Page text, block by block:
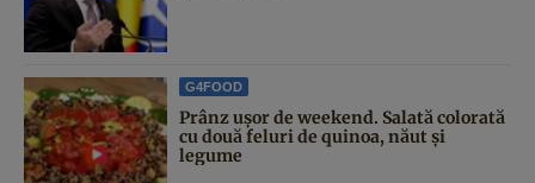
G4FOOD
Prânz ușor de weekend. Salată colorată
cu două feluri de quinoa, năut și
legume